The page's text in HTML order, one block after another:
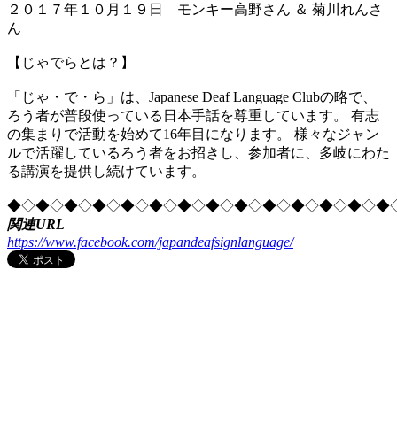
２０１７年１０月１９日 モンキー高野さん ＆ 菊川れんさ
ん
【じゃでらとは？】
「じゃ・で・ら」は、Japanese Deaf Language Clubの略で、
ろう者が普段使っている日本手話を尊重しています。 有志
の集まりで活動を始めて16年目になります。 様々なジャン
ルで活躍しているろう者をお招きし、参加者に、多岐にわた
る講演を提供し続けています。
関連URL
https://www.facebook.com/japandeafsignlanguage/